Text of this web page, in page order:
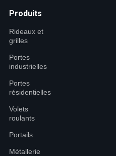
Produits
Rideaux et
grilles
Portes
industrielles
Portes
résidentielles
Volets
roulants
Portails
Métallerie